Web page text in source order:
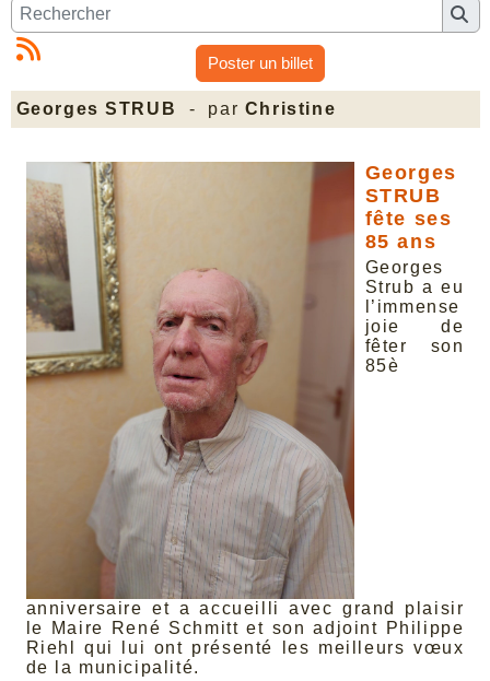
Poster un billet
Georges STRUB - par Christine
Georges
STRUB
fête ses
85 ans
Georges
Strub a eu
l’immense
joie de
fêter son
85è
anniversaire et a accueilli avec grand plaisir
le Maire René Schmitt et son adjoint Philippe
Riehl qui lui ont présenté les meilleurs vœux
de la municipalité.